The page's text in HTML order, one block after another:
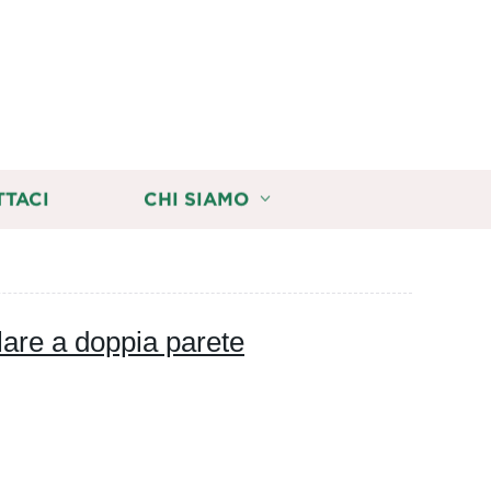
CHI SIAMO
a doppia parete